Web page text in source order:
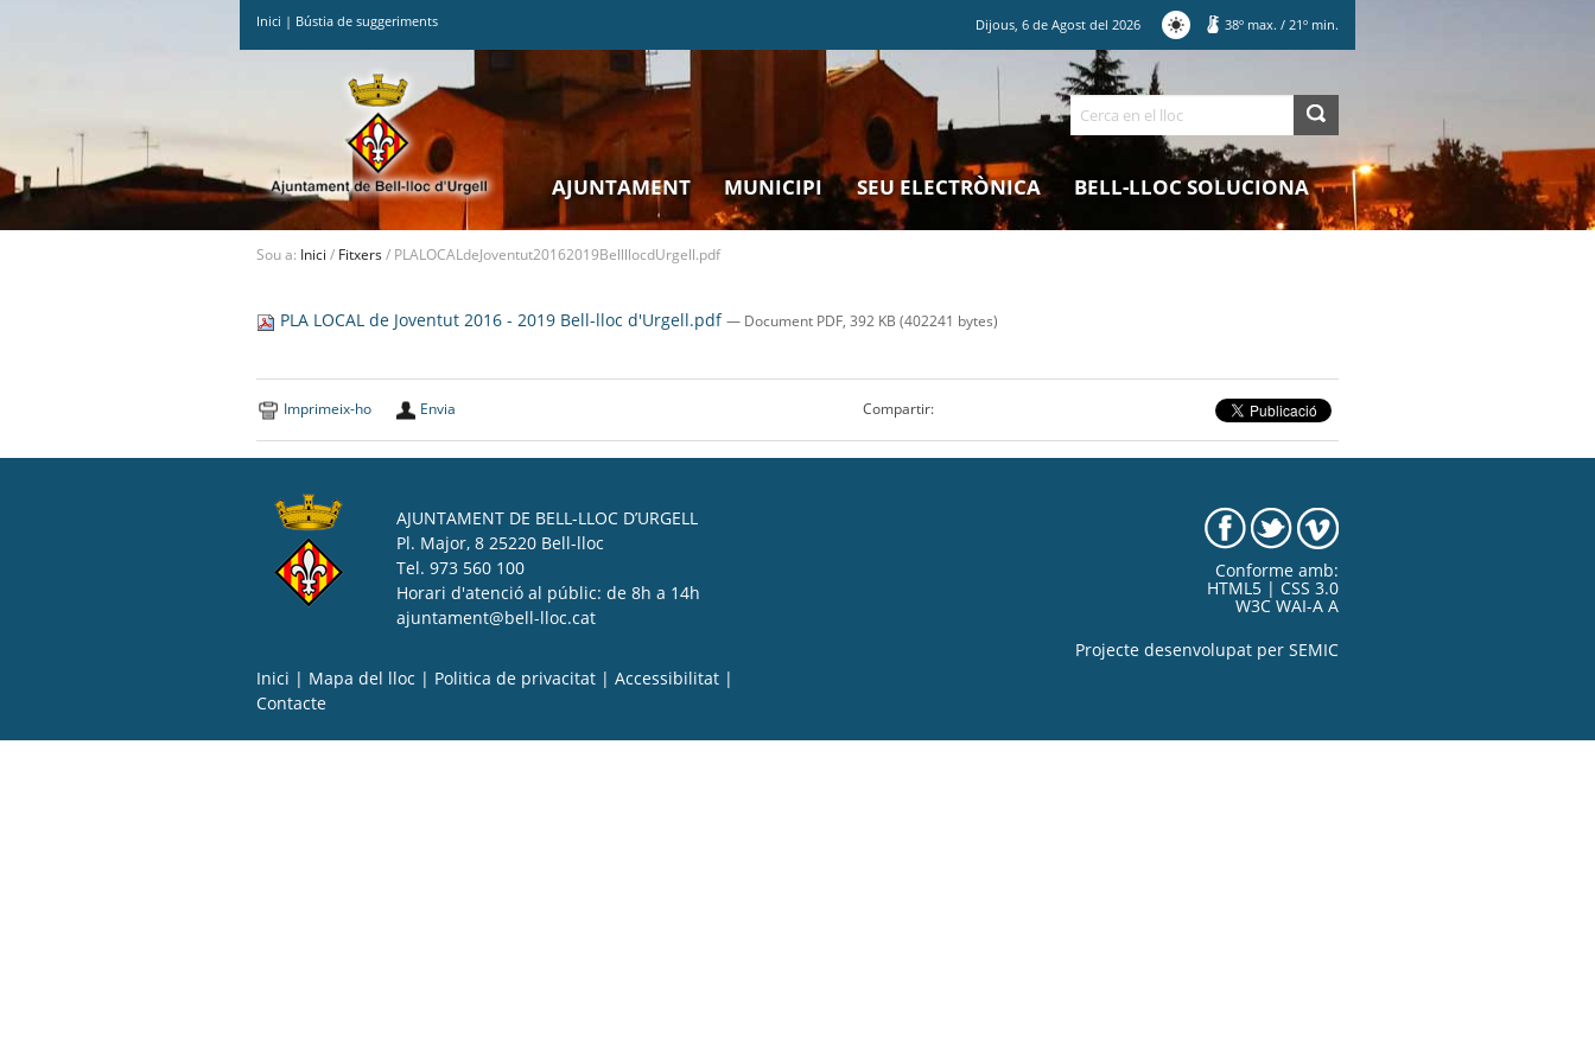
Inici | Bústia de suggeriments Dijous,6 deAgost del2026 38º max. / 21º min.
Cerca
AJUNTAMENT MUNICIPI SEU ELECTRÒNICA BELL-LLOC SOLUCIONA
Sou a: Inici / Fitxers/ PLALOCALdeJoventut20162019BellllocdUrgell.pdf
PLA LOCAL de Joventut 2016 - 2019 Bell-lloc d'Urgell.pdf— Document PDF, 392 KB (402241 bytes)
Imprimeix-ho Envia Compartir:
AJUNTAMENT DE BELL-LLOC D’URGELL
Pl. Major, 8 25220 Bell-lloc
Tel. 973 560 100
Horari d'atenció al públic: de 8h a 14h
ajuntament@bell-lloc.cat
Inici | Mapa del lloc | Politica de privacitat | Accessibilitat |
Contacte
Conforme amb:
HTML5 | CSS 3.0
W3C WAI-A A
Projecte desenvolupat per SEMIC